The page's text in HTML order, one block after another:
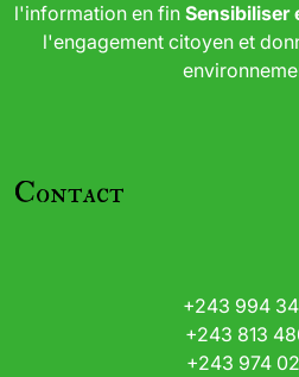
l'information en fin Sensibiliser
l'engagement citoyen et
Contact
+243 994
+243 813
+243 974